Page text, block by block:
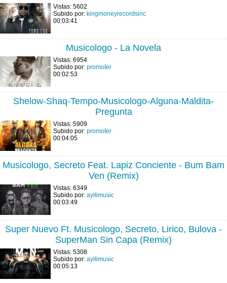
Vistas: 5602
Subido por: kingmoneyrecordsinc
00:03:41
Musicologo - La Novela
Vistas: 6954
Subido por: promoter
00:02:53
Shelow-Shaq-Tempo-Musicologo-Alguna-Maldita-
Pregunta
Vistas: 5909
Subido por: promoter
00:04:05
Musicologo, Secreto Feat. Lapiz Conciente - Bum Bam
Ven (Remix)
Vistas: 6349
Subido por: ayitimusic
00:03:49
Super Nuevo Ft. Musicologo, Secreto, Lirico, Bulova -
SuperMan Sin Capa (Remix)
Vistas: 5308
Subido por: ayitimusic
00:05:13